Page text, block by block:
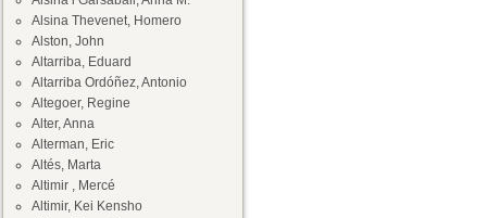
Alsina Thevenet, Homero
Alston, John
Altarriba, Eduard
Altarriba Ordóñez, Antonio
Altegoer, Regine
Alter, Anna
Alterman, Eric
Altés, Marta
Altimir , Mercé
Altimir, Kei Kensho